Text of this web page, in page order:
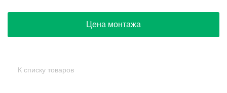
Цена монтажа
К списку товаров